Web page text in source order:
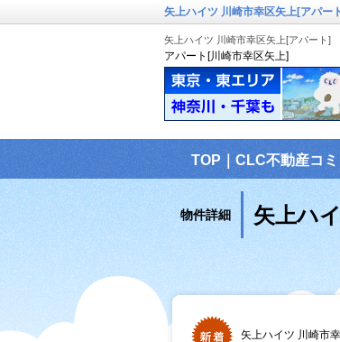
矢上ハイツ 川崎市幸区矢上[アパー
矢上ハイツ 川崎市幸区矢上[アパート]
アパート[川崎市幸区矢上]
TOP｜CLC不動産コミ
物件詳細 矢上ハ
矢上ハイツ 川崎市